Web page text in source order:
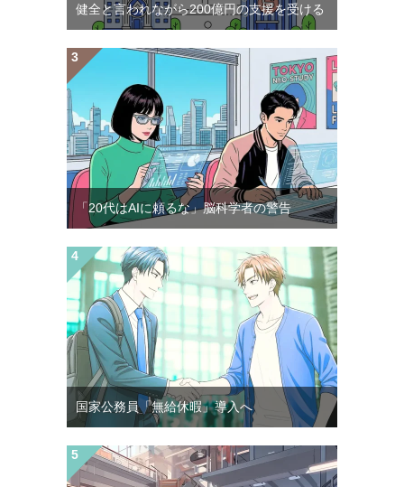
健全と言われながら200億円の支援を受ける
「20代はAIに頼るな」脳科学者の警告
国家公務員「無給休暇」導入へ